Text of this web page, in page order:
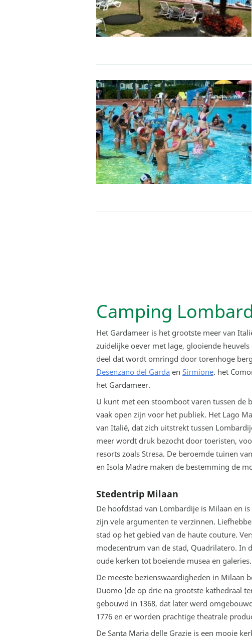
Camping
Het Gardameer is het grootste meer van
zuidelijke oever met lage, glooiende
deel dat wordt omringd door torenhoge
Desenzano del Garda en Sirmione. het
het Gardameer.
U kunt met een stoomboot varen tussen de
vaak open zijn voor het publiek. Het Lago
van Italië, dat zich uitstrekt tussen
meer wordt druk bezocht door toeristen,
resorts zoals Stresa. De beroemde tuinen
en Isola Madre maken de bestemming de
Stedentrip Milaan
De hoofdstad van Lombardije is Milaan en
zijn vele argumenten te verzinnen.
stad op het gebied van de haute couture.
modecentrum van de stad, Quadrilatero. In
oude kerken tot boeiende musea en
De meeste bezienswaardigheden in Milaan
Duomo (de op drie na grootste kathedraal
gebouwd in 1368, dat later werd
1776 en er worden prachtige theatrale
De Santa Maria delle Grazie is een mooie